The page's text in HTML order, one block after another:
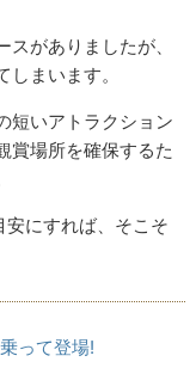
がありましたが、
まいます。
短いアトラクション
賞場所を確保するた
にすれば、そこそ
って登場!